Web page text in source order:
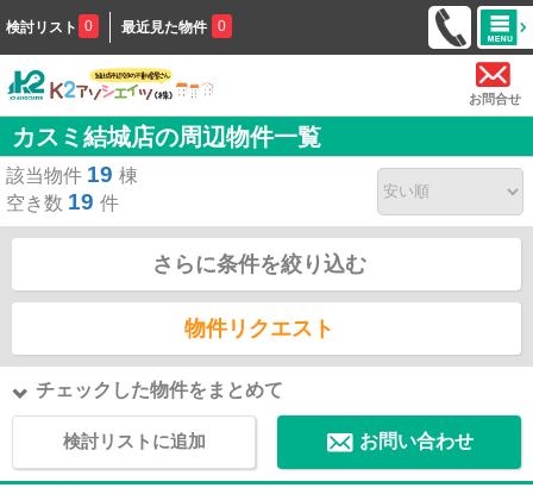
検討リスト 0 最近見た物件 0
お問合せ
カスミ結城店の周辺物件一覧
該当物件 19 棟
空き数 19 件
さらに条件を絞り込む
物件リクエスト
チェックした物件をまとめて
検討リストに追加 お問い合わせ